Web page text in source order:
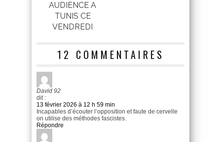
AUDIENCE A
TUNIS CE
VENDREDI
12 COMMENTAIRES
David 92
dit :
13 février 2026 à 12 h 59 min
Incapables d’écouter l’opposition et faute de cervelle
on utilise des méthodes fascistes.
Répondre